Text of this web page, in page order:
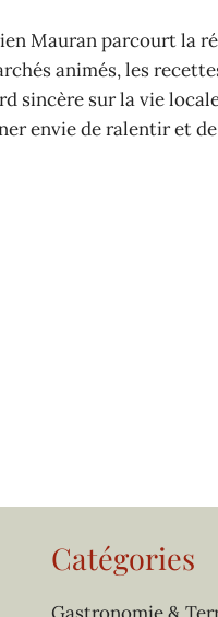
Mauran parcourt la
animés, les
sincère sur la vie
envie de ralentir et
Catégories